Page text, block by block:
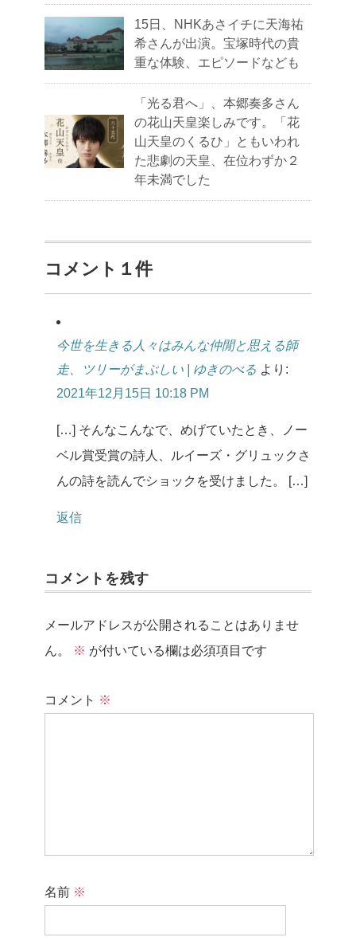
15日、NHKあさイチに天海祐
希さんが出演。宝塚時代の貴
重な体験、エピソードなども
「光る君へ」、本郷奏多さん
の花山天皇楽しみです。「花
山天皇のくるひ」ともいわれ
た悲劇の天皇、在位わずか２
年未満でした
コメント１件
今世を生きる人々はみんな仲閒と思える師
走、ツリーがまぶしい | ゆきのべる より:
2021年12月15日 10:18 PM
[…] そんなこんなで、めげていたとき、ノー
ベル賞受賞の詩人、ルイーズ・グリュックさ
んの詩を読んでショックを受けました。 […]
返信
コメントを残す
メールアドレスが公開されることはありませ
ん。
※ が付いている欄は必須項目です
コメント ※
名前 ※